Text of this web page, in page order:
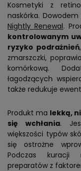
Kosmetyki z
naskórka.
Nightly Renewal.
kontrolowanym
ryzyko podrażnień
zmarszczki,
komórkową.
łagodzących
także redukuje
Produkt ma lekką,
się wchłania.
większości typów
się ostrożne
Podczas kuracji
preparatów z